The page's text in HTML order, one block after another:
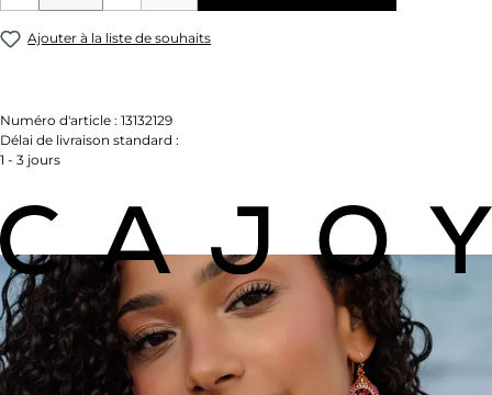
Ajouter à la liste de souhaits
Numéro d'article : 13132129
Délai de livraison standard :
1 - 3 jours